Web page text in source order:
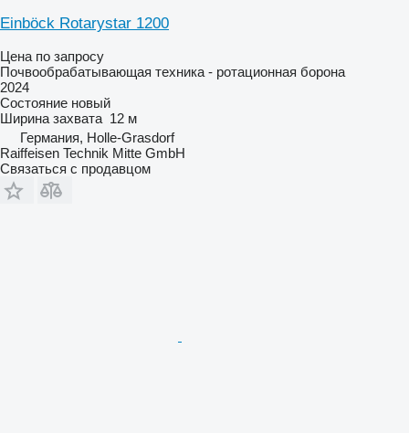
Einböck Rotarystar 1200
Цена по запросу
Почвообрабатывающая техника - ротационная борона
2024
Состояние новый
Ширина захвата 12 м
Германия, Holle-Grasdorf
Raiffeisen Technik Mitte GmbH
Связаться с продавцом